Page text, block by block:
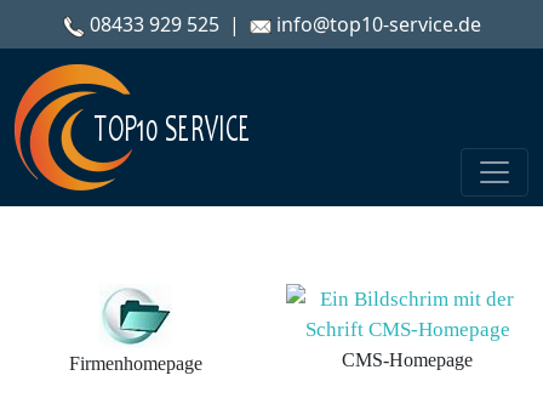
08433 929 525| info@top10-service.de
Firmenhomepage CMS-Homepage